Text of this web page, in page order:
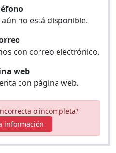
no está disponible.
con correo electrónico.
web
con página web.
o incompleta?
información